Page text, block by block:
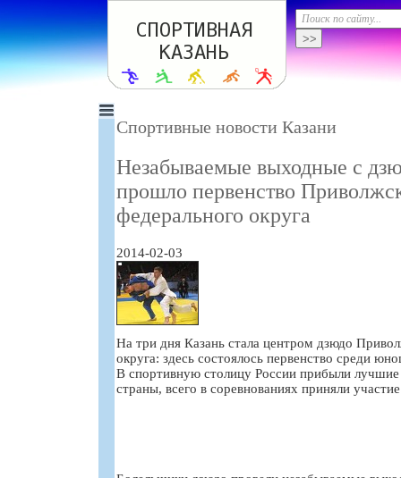
Спортивные новости Казани
Незабываемые выходные с
прошло первенство
федерального округа
2014-02-03
На три дня Казань стала центром дзюдо
округа: здесь состоялось первенство среди
В спортивную столицу России прибыли
страны, всего в соревнованиях приняли